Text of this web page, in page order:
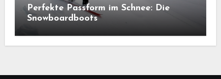
Perfekte Passform im Schnee: Die
Snowboardboots